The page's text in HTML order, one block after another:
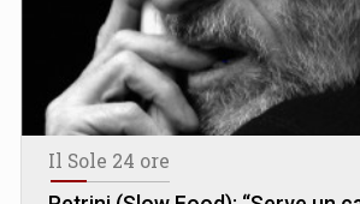
Il Sole 24 ore